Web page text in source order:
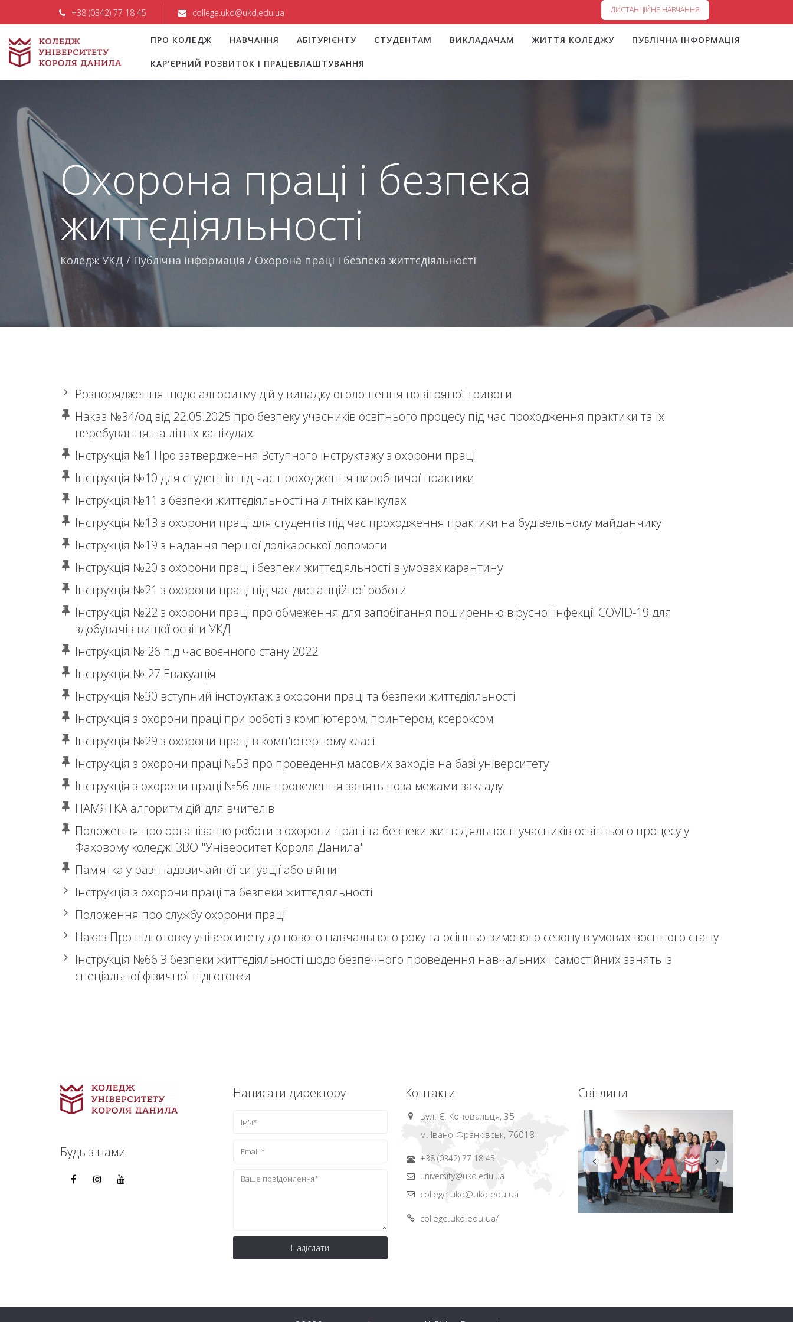
+38 (0342) 77 18 45 college.ukd@ukd.edu.ua ДИСТАНЦІЙНЕ НАВЧАННЯ
ПРО КОЛЕДЖ НАВЧАННЯ АБІТУРІЄНТУ СТУДЕНТАМ ВИКЛАДАЧАМ ЖИТТЯ КОЛЕДЖУ ПУБЛІЧНА ІНФОРМАЦІЯ
КАР’ЄРНИЙ РОЗВИТОК І ПРАЦЕВЛАШТУВАННЯ
Охорона праці і безпека
життєдіяльності
Коледж УКД / Публічна інформація / Охорона праці і безпека життєдіяльності
Розпорядження щодо алгоритму дій у випадку оголошення повітряної тривоги
Наказ №34/од від 22.05.2025 про безпеку учасників освітнього процесу під час проходження практики та їх
перебування на літніх канікулах
Інструкція №1 Про затвердження Вступного інструктажу з охорони праці
Інструкція №10 для студентів під час проходження виробничої практики
Інструкція №11 з безпеки життєдіяльності на літніх канікулах
Інструкція №13 з охорони праці для студентів під час проходження практики на будівельному майданчику
Інструкція №19 з надання першої долікарської допомоги
Інструкція №20 з охорони праці і безпеки життєдіяльності в умовах карантину
Інструкція №21 з охорони праці під час дистанційної роботи
Інструкція №22 з охорони праці про обмеження для запобігання поширенню вірусної інфекції COVID-19 для
здобувачів вищої освіти УКД
Інструкція № 26 під час воєнного стану 2022
Інструкція № 27 Евакуація
Інструкція №30 вступний інструктаж з охорони праці та безпеки життєдіяльності
Інструкція з охорони праці при роботі з комп'ютером, принтером, ксероксом
Інструкція №29 з охорони праці в комп'ютерному класі
Інструкція з охорони праці №53 про проведення масових заходів на базі університету
Інструкція з охорони праці №56 для проведення занять поза межами закладу
ПАМЯТКА алгоритм дій для вчителів
Положення про організацію роботи з охорони праці та безпеки життєдіяльності учасників освітнього процесу у
Фаховому коледжі ЗВО "Університет Короля Данила"
Пам'ятка у разі надзвичайної ситуації або війни
Інструкція з охорони праці та безпеки життєдіяльності
Положення про службу охорони праці
Наказ Про підготовку університету до нового навчального року та осінньо-зимового сезону в умовах воєнного стану
Інструкція №66 З безпеки життєдіяльності щодо безпечного проведення навчальних і самостійних занять із
спеціальної фізичної підготовки
Будь з нами:
Написати директору
Надіслати
Контакти
вул. Є. Коновальця, 35
м. Івано-Франківськ, 76018
+38 (0342) 77 18 45
university@ukd.edu.ua
college.ukd@ukd.edu.ua
college.ukd.edu.ua/
Світлини